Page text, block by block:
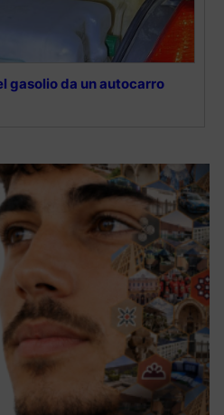
gasolio da un autocarro